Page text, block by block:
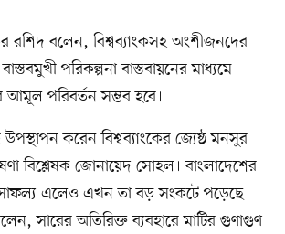
রশিদ বলেন, বিশ্বব্যাংকসহ অংশীজনদের
পরিকল্পনা বাস্তবায়নের মাধ্যমে
আমূল পরিবর্তন সম্ভব হবে।
উপস্থাপন করেন বিশ্বব্যাংকের জ্যেষ্ঠ মনসুর
বিশ্লেষক জোনায়েদ সোহল। বাংলাদেশের
এলেও এখন তা বড় সংকটে পড়েছে
সারের অতিরিক্ত ব্যবহারে মাটির গুণাগুণ